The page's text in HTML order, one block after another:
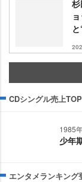
CDシングル売上
1985
少年
エンタメランキング